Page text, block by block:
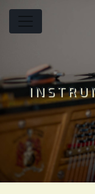
Panneau de gestion